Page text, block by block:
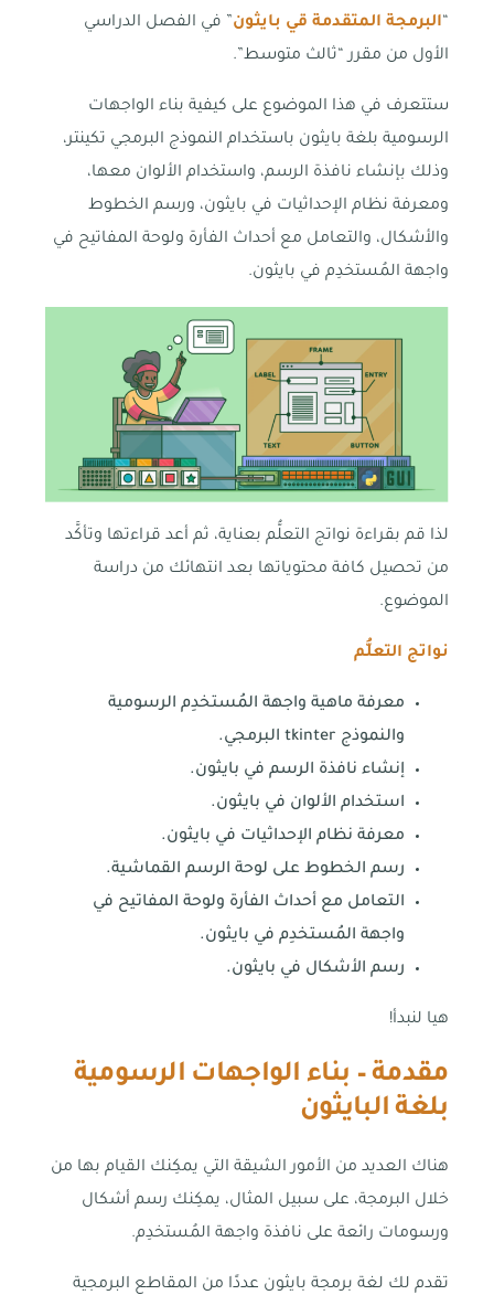
“البرمجة المتقدمة قي بايثون” في الفصل الدراسي
الأول من مقرر “ثالث متوسط”.
ستتعرف في هذا الموضوع على كيفية بناء الواجهات
الرسومية بلغة بايثون باستخدام النموذج البرمجي تكينتر،
وذلك بإنشاء نافذة الرسم، واستخدام الألوان معها،
ومعرفة نظام الإحداثيات في بايثون، ورسم الخطوط
والأشكال، والتعامل مع أحداث الفأرة ولوحة المفاتيح في
واجهة المُستخدِم في بايثون.
لذا قم بقراءة نواتج التعلُّم بعناية، ثم أعد قراءتها وتأكَّد
من تحصيل كافة محتوياتها بعد انتهائك من دراسة
الموضوع.
نواتج التعلُّم
معرفة ماهية واجهة المُستخدِم الرسومية
والنموذج tkinter البرمجي.
إنشاء نافذة الرسم في بايثون.
استخدام الألوان في بايثون.
معرفة نظام الإحداثيات في بايثون.
رسم الخطوط على لوحة الرسم القماشية.
التعامل مع أحداث الفأرة ولوحة المفاتيح في
واجهة المُستخدِم في بايثون.
رسم الأشكال في بايثون.
هيا لنبدأ!
مقدمة – بناء الواجهات الرسومية
بلغة البايثون
هناك العديد من الأمور الشيقة التي يمكِنك القيام بها من
خلال البرمجة، على سبيل المثال، يمكِنك رسم أشكال
ورسومات رائعة على نافذة واجهة المُستخدِم.
تقدم لك لغة برمجة بايثون عددًا من المقاطع البرمجية